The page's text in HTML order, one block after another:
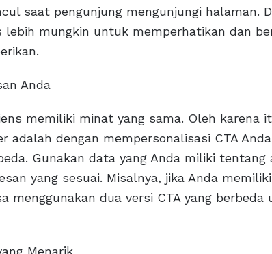
saat pengunjung mengunjungi halaman.
lebih mungkin untuk memperhatikan dan
Anda
memiliki minat yang sama. Oleh karena
adalah dengan mempersonalisasi CTA
Gunakan data yang Anda miliki
yang sesuai. Misalnya, jika Anda
menggunakan dua versi CTA yang